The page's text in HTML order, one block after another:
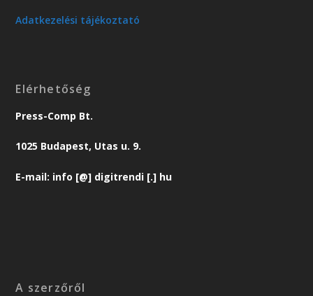
Adatkezelési tájékoztató
Elérhetőség
Press-Comp Bt.
1025 Budapest, Utas u. 9.
E-mail: info [@] digitrendi [.] hu
A szerzőről